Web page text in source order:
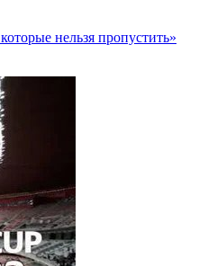
нельзя пропустить»